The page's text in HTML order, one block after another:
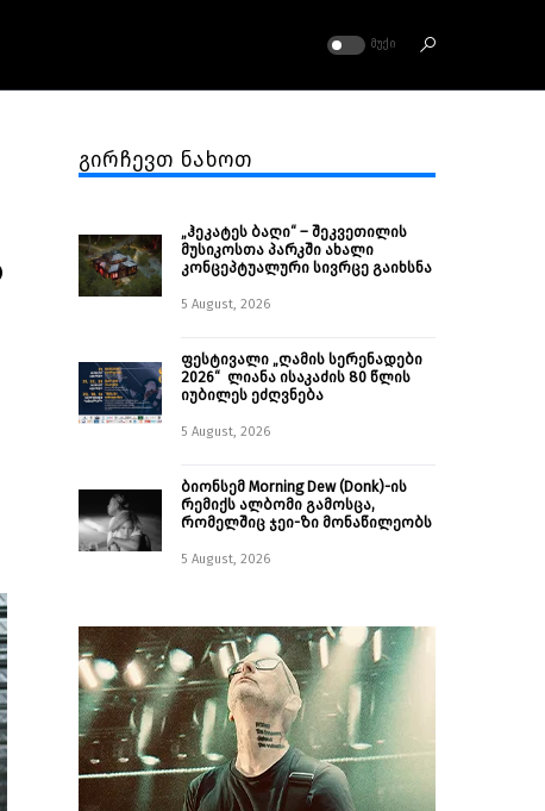
ᲛᲣᲥᲘ
გირჩევთ ნახოთ
„ჰეკატეს ბაღი“ – შეკვეთილის
მუსიკოსთა პარკში ახალი
კონცეპტუალური სივრცე გაიხსნა ￼
5 August, 2026
ფესტივალი „ღამის სერენადები
2026“ ლიანა ისაკაძის 80 წლის
იუბილეს ეძღვნება
5 August, 2026
ბიონსემ Morning Dew (Donk)-ის
რემიქს ალბომი გამოსცა,
რომელშიც ჯეი-ზი მონაწილეობს
5 August, 2026